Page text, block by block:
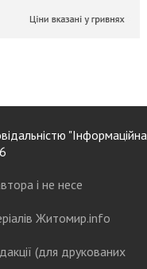
"Інформаційна
і не несе
Житомир.info
(для друкованих